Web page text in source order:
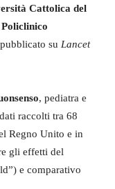
Cattolica del
su Lancet
, pediatra e
raccolti tra 68
Regno Unito e in
gli effetti del
e comparativo